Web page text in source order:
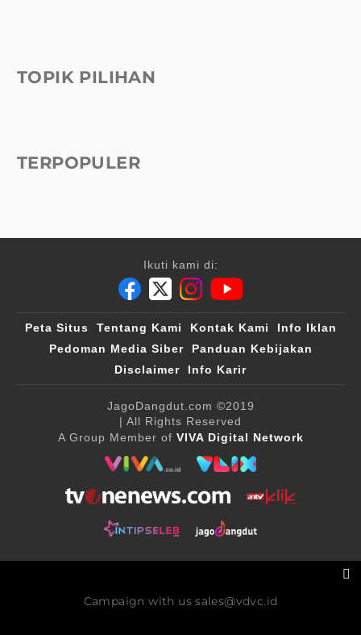
TOPIK PILIHAN
TERPOPULER
Ikuti kami di:
Peta Situs Tentang Kami Kontak Kami
Info Iklan
Pedoman Media Siber
Panduan Kebijakan
Disclaimer
Info Karir
JagoDangdut.com ©2019
| All Rights Reserved
A Group Member of VIVA Digital Network
